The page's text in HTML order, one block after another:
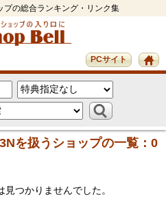
プの総合ランキング・リンク集
PCサイト
を扱うショップの一覧：0
つかりませんでした。